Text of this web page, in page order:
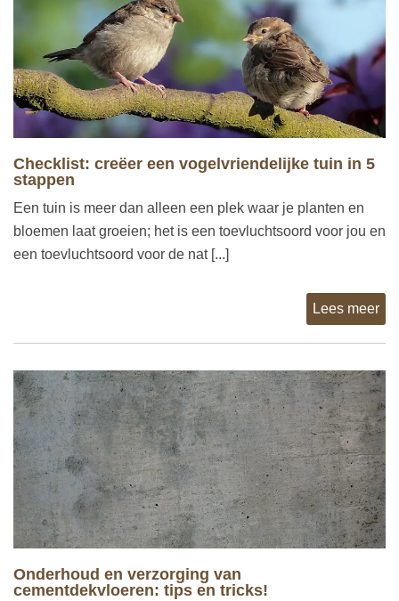
Checklist: creëer een vogelvriendelijke tuin in 5
stappen
Een tuin is meer dan alleen een plek waar je planten en
bloemen laat groeien; het is een toevluchtsoord voor jou en
een toevluchtsoord voor de nat [...]
Lees meer
Onderhoud en verzorging van
cementdekvloeren: tips en tricks!